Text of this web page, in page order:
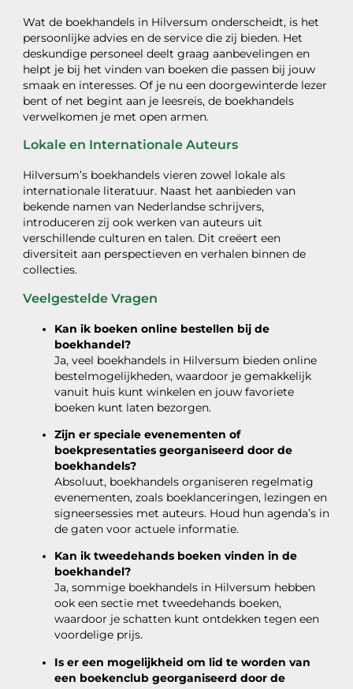
Wat de boekhandels in Hilversum onderscheidt, is het
persoonlijke advies en de service die zij bieden. Het
deskundige personeel deelt graag aanbevelingen en
helpt je bij het vinden van boeken die passen bij jouw
smaak en interesses. Of je nu een doorgewinterde lezer
bent of net begint aan je leesreis, de boekhandels
verwelkomen je met open armen.
Lokale en Internationale Auteurs
Hilversum’s boekhandels vieren zowel lokale als
internationale literatuur. Naast het aanbieden van
bekende namen van Nederlandse schrijvers,
introduceren zij ook werken van auteurs uit
verschillende culturen en talen. Dit creëert een
diversiteit aan perspectieven en verhalen binnen de
collecties.
Veelgestelde Vragen
Kan ik boeken online bestellen bij de
boekhandel?
Ja, veel boekhandels in Hilversum bieden online
bestelmogelijkheden, waardoor je gemakkelijk
vanuit huis kunt winkelen en jouw favoriete
boeken kunt laten bezorgen.
Zijn er speciale evenementen of
boekpresentaties georganiseerd door de
boekhandels?
Absoluut, boekhandels organiseren regelmatig
evenementen, zoals boeklanceringen, lezingen en
signeersessies met auteurs. Houd hun agenda’s in
de gaten voor actuele informatie.
Kan ik tweedehands boeken vinden in de
boekhandel?
Ja, sommige boekhandels in Hilversum hebben
ook een sectie met tweedehands boeken,
waardoor je schatten kunt ontdekken tegen een
voordelige prijs.
Is er een mogelijkheid om lid te worden van
een boekenclub georganiseerd door de